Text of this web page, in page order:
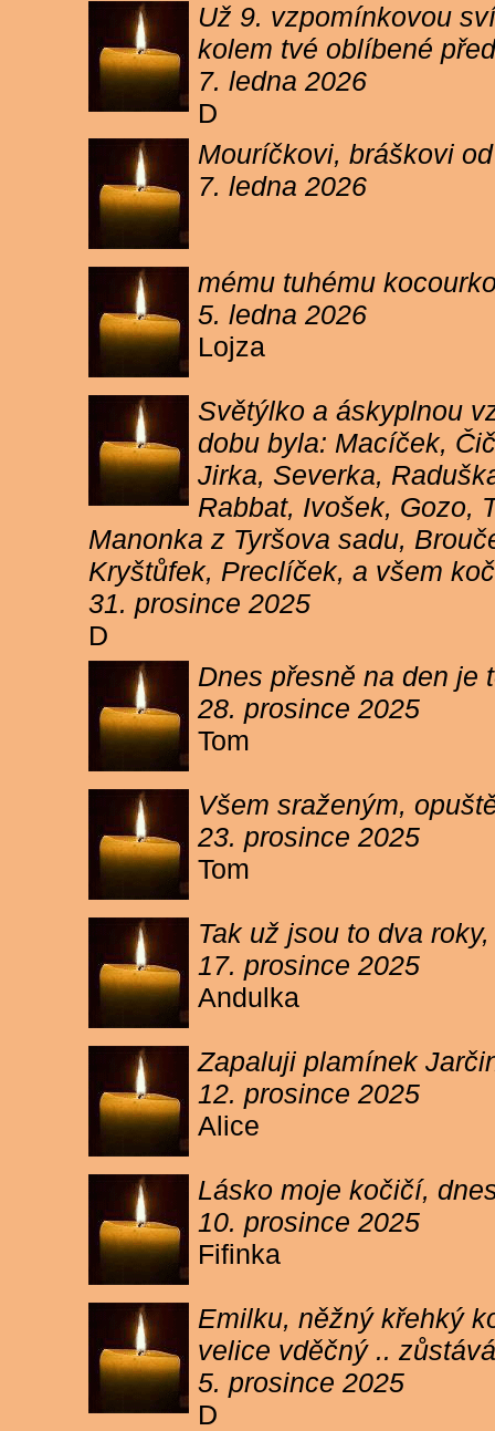
Už 9. vzpomínkovou
kolem tvé oblíbené
7. ledna 2026
D
Mouríčkovi, bráškovi
7. ledna 2026
mému tuhému
5. ledna 2026
Lojza
Světýlko a áskyplnou
dobu byla: Macíček,
Jirka, Severka,
Rabbat, Ivošek, Gozo,
Manonka z Tyršova sadu,
Kryštůfek, Preclíček, a všem
31. prosince 2025
D
Dnes přesně na den je
28. prosince 2025
Tom
Všem sraženým,
23. prosince 2025
Tom
Tak už jsou to dva
17. prosince 2025
Andulka
Zapaluji plamínek
12. prosince 2025
Alice
Lásko moje kočičí,
10. prosince 2025
Fifinka
Emilku, něžný křehký
velice vděčný ..
5. prosince 2025
D